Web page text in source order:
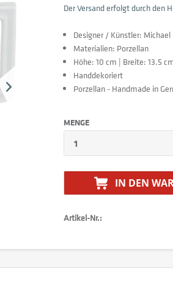
Der Versand erfolgt durch den
Designer / Künstler:
Materialien: Porzellan
Höhe: 10 cm | Breite: 13.5
Handdekoriert
Porzellan - Handmade in
MENGE
IN DEN
Artikel-Nr.: